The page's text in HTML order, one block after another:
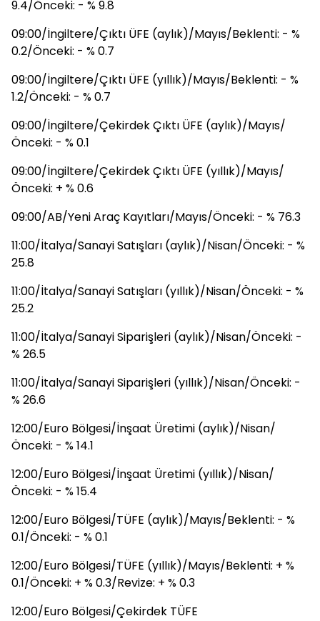
9.4/Önceki: - % 9.8
09:00/İngiltere/Çıktı ÜFE (aylık)/Mayıs/Beklenti: - %
0.2/Önceki: - % 0.7
09:00/İngiltere/Çıktı ÜFE (yıllık)/Mayıs/Beklenti: - %
1.2/Önceki: - % 0.7
09:00/İngiltere/Çekirdek Çıktı ÜFE (aylık)/Mayıs/
Önceki: - % 0.1
09:00/İngiltere/Çekirdek Çıktı ÜFE (yıllık)/Mayıs/
Önceki: + % 0.6
09:00/AB/Yeni Araç Kayıtları/Mayıs/Önceki: - % 76.3
11:00/İtalya/Sanayi Satışları (aylık)/Nisan/Önceki: - %
25.8
11:00/İtalya/Sanayi Satışları (yıllık)/Nisan/Önceki: - %
25.2
11:00/İtalya/Sanayi Siparişleri (aylık)/Nisan/Önceki: -
% 26.5
11:00/İtalya/Sanayi Siparişleri (yıllık)/Nisan/Önceki: -
% 26.6
12:00/Euro Bölgesi/İnşaat Üretimi (aylık)/Nisan/
Önceki: - % 14.1
12:00/Euro Bölgesi/İnşaat Üretimi (yıllık)/Nisan/
Önceki: - % 15.4
12:00/Euro Bölgesi/TÜFE (aylık)/Mayıs/Beklenti: - %
0.1/Önceki: - % 0.1
12:00/Euro Bölgesi/TÜFE (yıllık)/Mayıs/Beklenti: + %
0.1/Önceki: + % 0.3/Revize: + % 0.3
12:00/Euro Bölgesi/Çekirdek TÜFE